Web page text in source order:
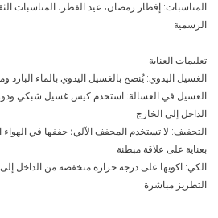
المناسبات: إفطار رمضان، عيد الفطر، المناسبات
الرسمية
تعليمات العناية
الغسيل اليدوي: يُنصح بالغسيل اليدوي بالماء البارد
الغسيل في الغسالة: استخدم كيس غسيل شبكي
الداخل إلى الخارج
التجفيف: لا تستخدم المجفف الآلي؛ جففها في
بعناية على علاقة مبطنة
الكي: اكويها على درجة حرارة منخفضة من الداخل
التطريز مباشرة